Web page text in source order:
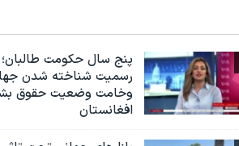
پنج سال حکومت
رسمیت شناخته شدن
وخامت وضعیت حقوق
افغانستان